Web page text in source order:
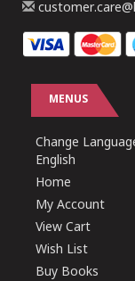
MENUS
Change
English
Home
My Account
View Cart
Wish List
Buy Books